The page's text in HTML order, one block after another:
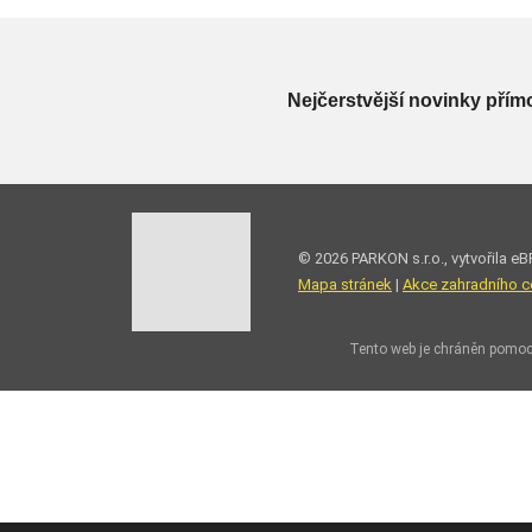
Nejčerstvější novinky
© 2026 PARKON s.r.o., vytvořila
Mapa stránek | Akce zahradního
Tento web je chráněn